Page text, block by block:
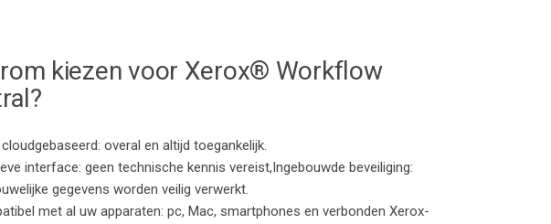
kiezen voor Xerox® Workflow
cloudgebaseerd: overal en altijd toegankelijk.
interface: geen technische kennis vereist,Ingebouwde beveiliging:
gegevens worden veilig verwerkt.
met al uw apparaten: pc, Mac, smartphones en verbonden Xerox-